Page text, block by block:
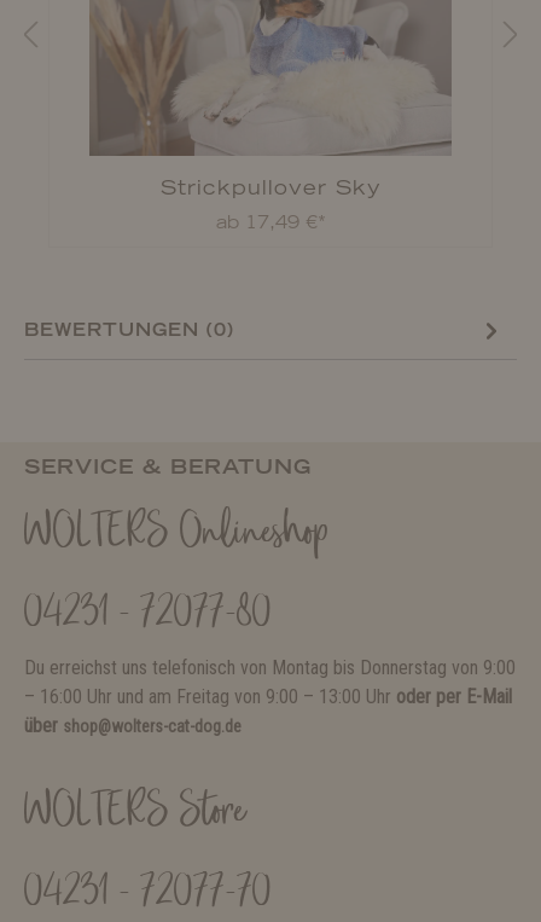
Strickpullover Sky
ab 17,49 €*
BEWERTUNGEN (0)
SERVICE & BERATUNG
WOLTERS Onlineshop
04231 - 72077-80
Du erreichst uns telefonisch von Montag bis Donnerstag von 9:00
– 16:00 Uhr und am Freitag von 9:00 – 13:00 Uhr oder per E-Mail
über shop@wolters-cat-dog.de
WOLTERS Store
04231 - 72077-70